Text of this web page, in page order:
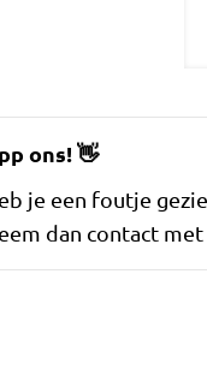
ons!👋
je een foutje
dan contact met